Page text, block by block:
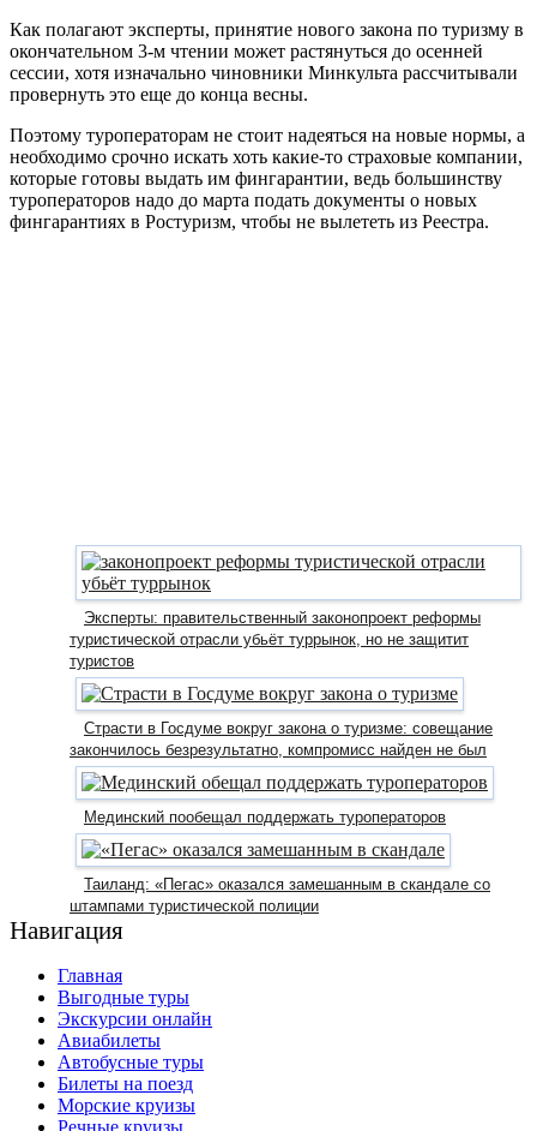
Как полагают эксперты, принятие нового закона по туризму в
окончательном 3-м чтении может растянуться до осенней
сессии, хотя изначально чиновники Минкульта рассчитывали
провернуть это еще до конца весны.
Поэтому туроператорам не стоит надеяться на новые нормы, а
необходимо срочно искать хоть какие-то страховые компании,
которые готовы выдать им фингарантии, ведь большинству
туроператоров надо до марта подать документы о новых
фингарантиях в Ростуризм, чтобы не вылететь из Реестра.
Эксперты: правительственный законопроект реформы
туристической отрасли убьёт туррынок, но не защитит
туристов
Страсти в Госдуме вокруг закона о туризме: совещание
закончилось безрезультатно, компромисс найден не был
Мединский пообещал поддержать туроператоров
Таиланд: «Пегас» оказался замешанным в скандале со
штампами туристической полиции
Навигация
Главная
Выгодные туры
Экскурсии онлайн
Авиабилеты
Автобусные туры
Билеты на поезд
Морские круизы
Речные круизы